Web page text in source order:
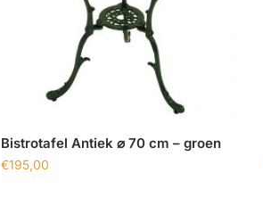
Bistrotafel Antiek ⌀ 70 cm – groen
€195,00